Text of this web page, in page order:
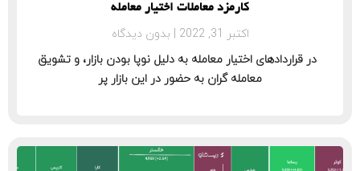
کارمزد معاملات اختیار معامله
اکتبر 31, 2022
بدون دیدگاه
در قراردادهای اختیار معامله به دلیل نوپا بودن بازار، و تشویق
معامله گران به حضور در این بازار پر